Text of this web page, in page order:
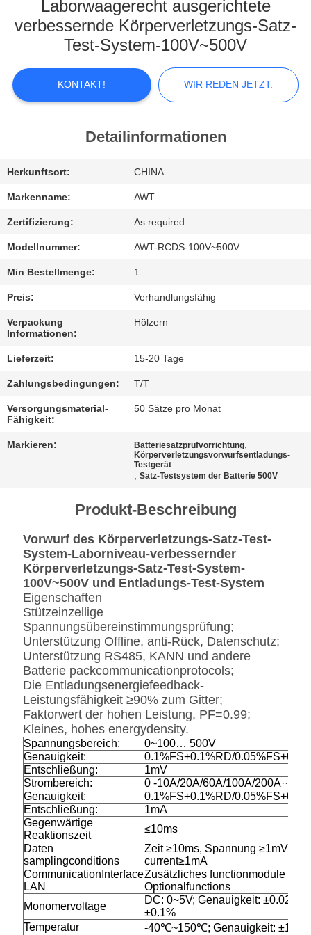
SIE
NEUIGKEITEN
JETZT.
SITEMAP
PRIVACY
POLICY
Laborwaagerecht ausgerichtete
verbessernde Körperverletzungs-Satz-
Test-System-100V~500V
KONTAKT! WIR REDEN JETZT.
Detailinformationen
Herkunftsort: CHINA
Markenname: AWT
Zertifizierung: As required
Modellnummer: AWT-RCDS-100V~500V
Min Bestellmenge: 1
Preis: Verhandlungsfähig
Verpackung
Informationen:
Hölzern
Lieferzeit: 15-20 Tage
Zahlungsbedingungen: T/T
Versorgungsmaterial-
Fähigkeit:
50 Sätze pro Monat
Markieren: Batteriesatzprüfvorrichtung
Körperverletzungsvorwurfsentladungs-
Testgerät
,Satz-Testsystem der Batterie 500V
Produkt-Beschreibung
Vorwurf des Körperverletzungs-Satz-Test-
System-Laborniveau-verbessernder
Körperverletzungs-Satz-Test-System-
100V~500V und Entladungs-Test-System
Eigenschaften
Stützeinzellige
Spannungsübereinstimmungsprüfung;
Unterstützung Offline, anti-Rück, Datenschutz;
Unterstützung RS485, KANN und andere
Batterie packcommunicationprotocols;
Die Entladungsenergiefeedback-
Leistungsfähigkeit ≥90% zum Gitter;
Faktorwert der hohen Leistung, PF=0.99;
Kleines, hohes energydensity.
Spannungsbereich:
0~100… 500V
Genauigkeit:
0.1%FS+0.1%RD/
Entschließung:
1mV
Strombereich:
0 -10A/20A/60A/100A/200A···
Genauigkeit:
0.1%FS+0.1%RD/
Entschließung:
1mA
Gegenwärtige
Reaktionszeit
≤10ms
Daten
samplingconditions
Zeit ≥10ms, Spannung ≥1mV,
current≥1mA
CommunicationInterface
LAN
Zusätzliches functionmodule
Optionalfunctions
Monomervoltage
DC: 0~5V; Genauigkeit:
±0.1%
Temperatur
-40℃~150℃; Genauigkeit: ±1℃